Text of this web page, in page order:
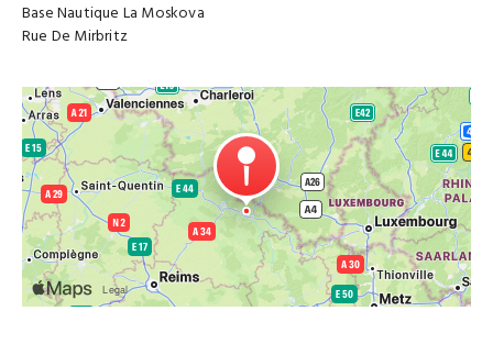
Base Nautique La Moskova
Rue De Mirbritz